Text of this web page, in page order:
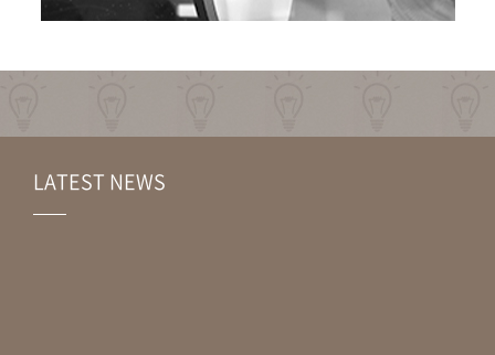
LATEST NEWS